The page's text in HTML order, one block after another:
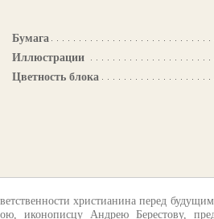
Бумага
Иллюстрации
Цветность блока
христианина перед
Андрею Берестову,